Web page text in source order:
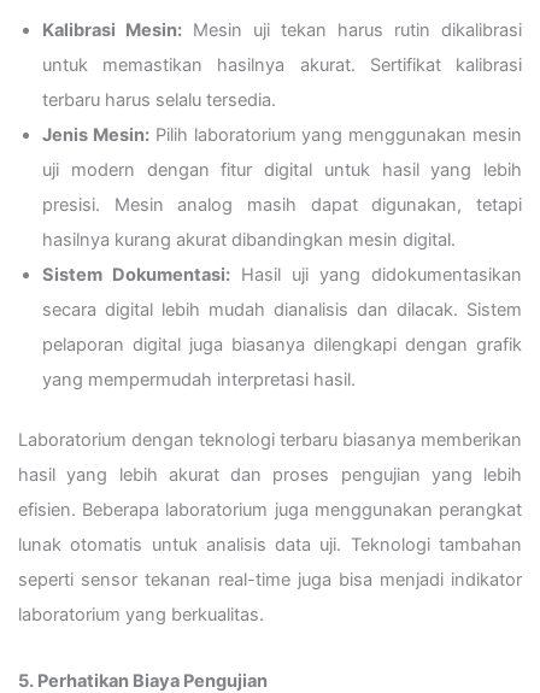
Kalibrasi Mesin: Mesin uji tekan harus rutin dikalibrasi
untuk memastikan hasilnya akurat. Sertifikat kalibrasi
terbaru harus selalu tersedia.
Jenis Mesin:Pilih laboratorium yang menggunakan mesin
uji modern dengan fitur digital untuk hasil yang lebih
presisi. Mesin analog masih dapat digunakan, tetapi
hasilnya kurang akurat dibandingkan mesin digital.
Sistem Dokumentasi: Hasil uji yang didokumentasikan
secara digital lebih mudah dianalisis dan dilacak. Sistem
pelaporan digital juga biasanya dilengkapi dengan grafik
yang mempermudah interpretasi hasil.
Laboratorium dengan teknologi terbaru biasanya memberikan
hasil yang lebih akurat dan proses pengujian yang lebih
efisien. Beberapa laboratorium juga menggunakan perangkat
lunak otomatis untuk analisis data uji. Teknologi tambahan
seperti sensor tekanan real-time juga bisa menjadi indikator
laboratorium yang berkualitas.
5. Perhatikan Biaya Pengujian